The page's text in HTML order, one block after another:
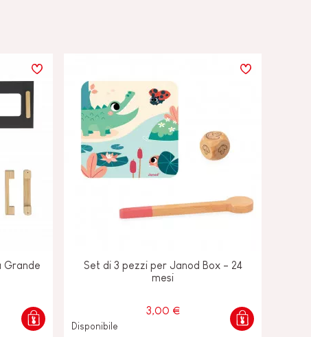
Grande
Set di 3 pezzi per Janod Box - 24
mesi
3,00 €
Disponibile